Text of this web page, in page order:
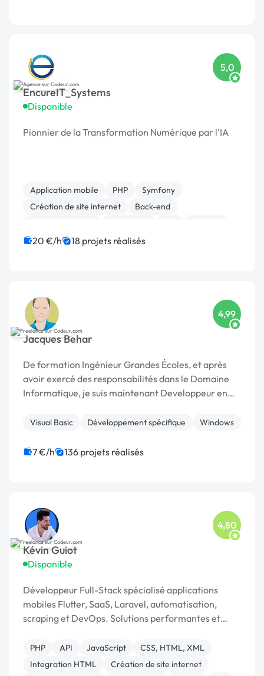
EncureIT_Systems
Disponible
5,0
Pionnier de la Transformation Numérique par l'IA
Application mobile PHP
Symfony
Création de site internet
Back-end
React
20 €/h 18 projets réalisés
Jacques Behar
4,99
De formation Ingénieur Grandes Écoles, et après
avoir exercé des responsabilités dans le Domaine
Informatique, je suis maintenant Developpeur en
Télétravail. Je travaille exclusivement sur les outils
Visual Basic Développement spécifique Windows
7 €/h 136 projets réalisés
Kévin Guiot
Disponible
4,80
Développeur Full-Stack spécialisé applications
mobiles Flutter, SaaS, Laravel, automatisation,
scraping et DevOps. Solutions performantes et
PHP API JavaScript
CSS, HTML, XML
Integration HTML
Création de site internet